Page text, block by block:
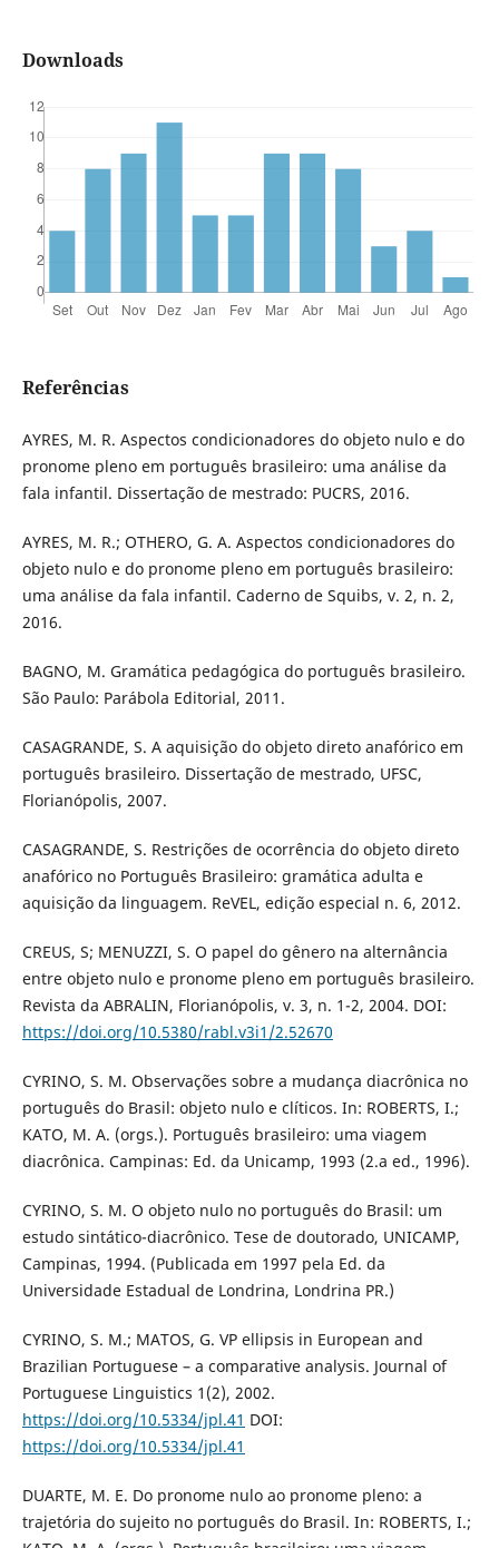
Downloads
Referências
AYRES, M. R. Aspectos condicionadores do objeto nulo e do
pronome pleno em português brasileiro: uma análise da
fala infantil. Dissertação de mestrado: PUCRS, 2016.
AYRES, M. R.; OTHERO, G. A. Aspectos condicionadores do
objeto nulo e do pronome pleno em português brasileiro:
uma análise da fala infantil. Caderno de Squibs, v. 2, n. 2,
2016.
BAGNO, M. Gramática pedagógica do português brasileiro.
São Paulo: Parábola Editorial, 2011.
CASAGRANDE, S. A aquisição do objeto direto anafórico em
português brasileiro. Dissertação de mestrado, UFSC,
Florianópolis, 2007.
CASAGRANDE, S. Restrições de ocorrência do objeto direto
anafórico no Português Brasileiro: gramática adulta e
aquisição da linguagem. ReVEL, edição especial n. 6, 2012.
CREUS, S; MENUZZI, S. O papel do gênero na alternância
entre objeto nulo e pronome pleno em português brasileiro.
Revista da ABRALIN, Florianópolis, v. 3, n. 1-2, 2004. DOI:
https://doi.org/10.5380/rabl.v3i1/2.52670
CYRINO, S. M. Observações sobre a mudança diacrônica no
português do Brasil: objeto nulo e clíticos. In: ROBERTS, I.;
KATO, M. A. (orgs.). Português brasileiro: uma viagem
diacrônica. Campinas: Ed. da Unicamp, 1993 (2.a ed., 1996).
CYRINO, S. M. O objeto nulo no português do Brasil: um
estudo sintático-diacrônico. Tese de doutorado, UNICAMP,
Campinas, 1994. (Publicada em 1997 pela Ed. da
Universidade Estadual de Londrina, Londrina PR.)
CYRINO, S. M.; MATOS, G. VP ellipsis in European and
Brazilian Portuguese – a comparative analysis. Journal of
Portuguese Linguistics 1(2), 2002.
https://doi.org/10.5334/jpl.41 DOI:
https://doi.org/10.5334/jpl.41
DUARTE, M. E. Do pronome nulo ao pronome pleno: a
trajetória do sujeito no português do Brasil. In: ROBERTS, I.;